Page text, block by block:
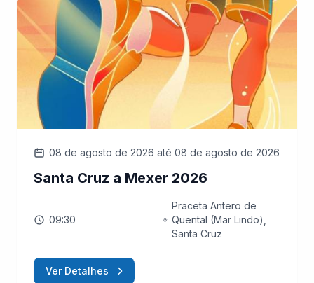
08 de agosto de 2026 até 08 de agosto de 2026
Santa Cruz a Mexer 2026
09:30
Praceta Antero de
Quental (Mar Lindo),
Santa Cruz
Ver Detalhes